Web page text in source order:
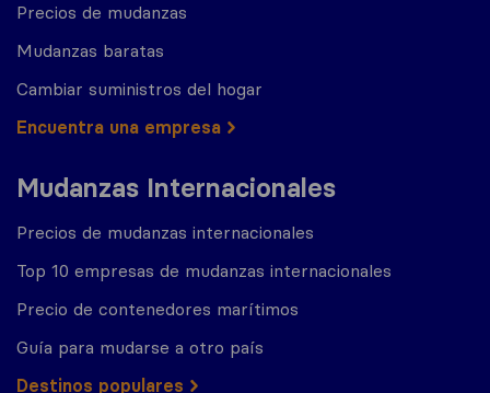
Precios de mudanzas
Mudanzas baratas
Cambiar suministros del hogar
Encuentra una empresa
Mudanzas Internacionales
Precios de mudanzas internacionales
Top 10 empresas de mudanzas internacionales
Precio de contenedores marítimos
Guía para mudarse a otro país
Destinos populares